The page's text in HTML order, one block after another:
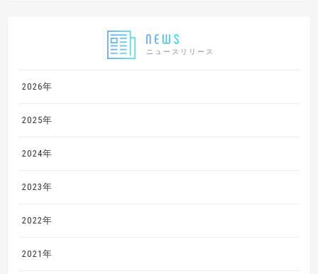
ニュースリリース
2026年
2025年
2024年
2023年
2022年
2021年